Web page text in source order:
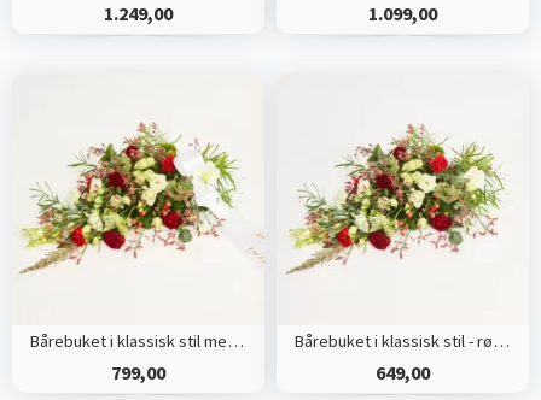
1.249,00 1.099,00
Bårebuket i klassisk stil med bånd
799,00
Bårebuket i klassisk stil - rød og hvid
649,00